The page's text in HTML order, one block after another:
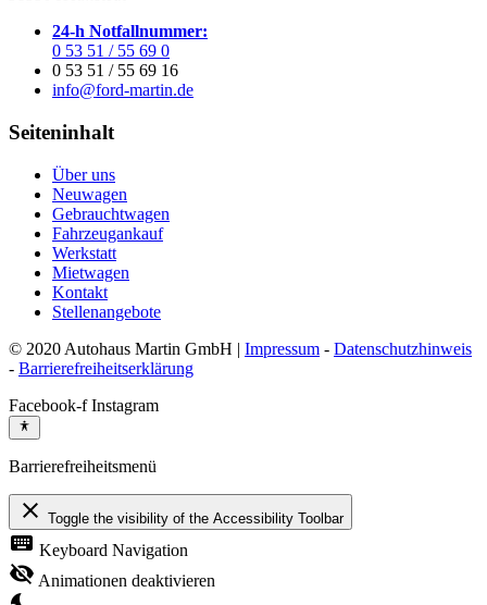
24-h Notfallnummer:
0 53 51 / 55 69 0
0 53 51 / 55 69 16
info@ford-martin.de
Seiteninhalt
Über uns
Neuwagen
Gebrauchtwagen
Fahrzeugankauf
Werkstatt
Mietwagen
Kontakt
Stellenangebote
© 2020 Autohaus Martin GmbH | Impressum - Datenschutzhinweis
- Barrierefreiheitserklärung
Facebook-f Instagram
Barrierefreiheitsmenü
close Toggle the visibility of the Accessibility Toolbar
keyboard Keyboard Navigation
visibility_off Animationen deaktivieren